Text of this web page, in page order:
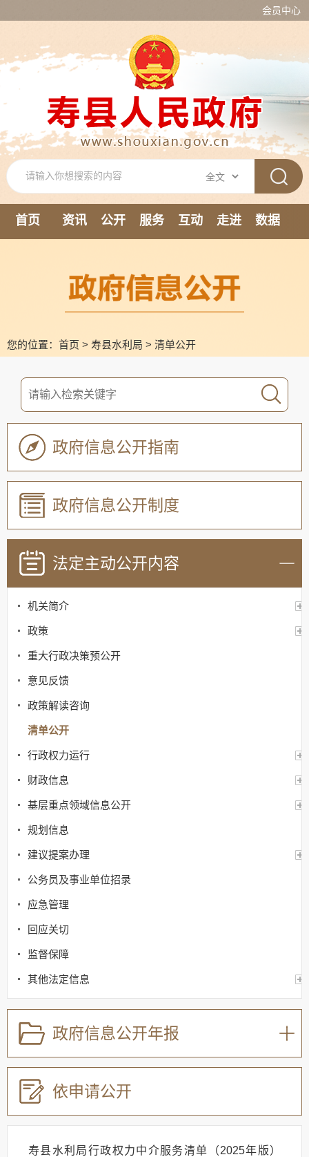
会员中心
首页 资讯 公开 服务 互动 走进
数据
您的位置： 首页 > 寿县水利局 > 清单公开
政府信息公开指南
政府信息公开制度
法定主动公开内容
机关简介
政策
重大行政决策预公开
意见反馈
政策解读咨询
清单公开
行政权力运行
财政信息
基层重点领域信息公开
规划信息
建议提案办理
公务员及事业单位招录
应急管理
回应关切
监督保障
其他法定信息
政府信息公开年报
依申请公开
寿县水利局行政权力中介服务清单（2025年版）